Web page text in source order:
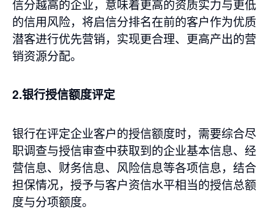
信分越高的企业，意味着更高的资质实力与更低
的信用风险，将启信分排名在前的客户作为优质
潜客进行优先营销，实现更合理、更高产出的营
销资源分配。
2.银行授信额度评定
银行在评定企业客户的授信额度时，需要综合尽
职调查与授信审查中获取到的企业基本信息、经
营信息、财务信息、风险信息等各项信息，结合
担保情况，授予与客户资信水平相当的授信总额
度与分项额度。